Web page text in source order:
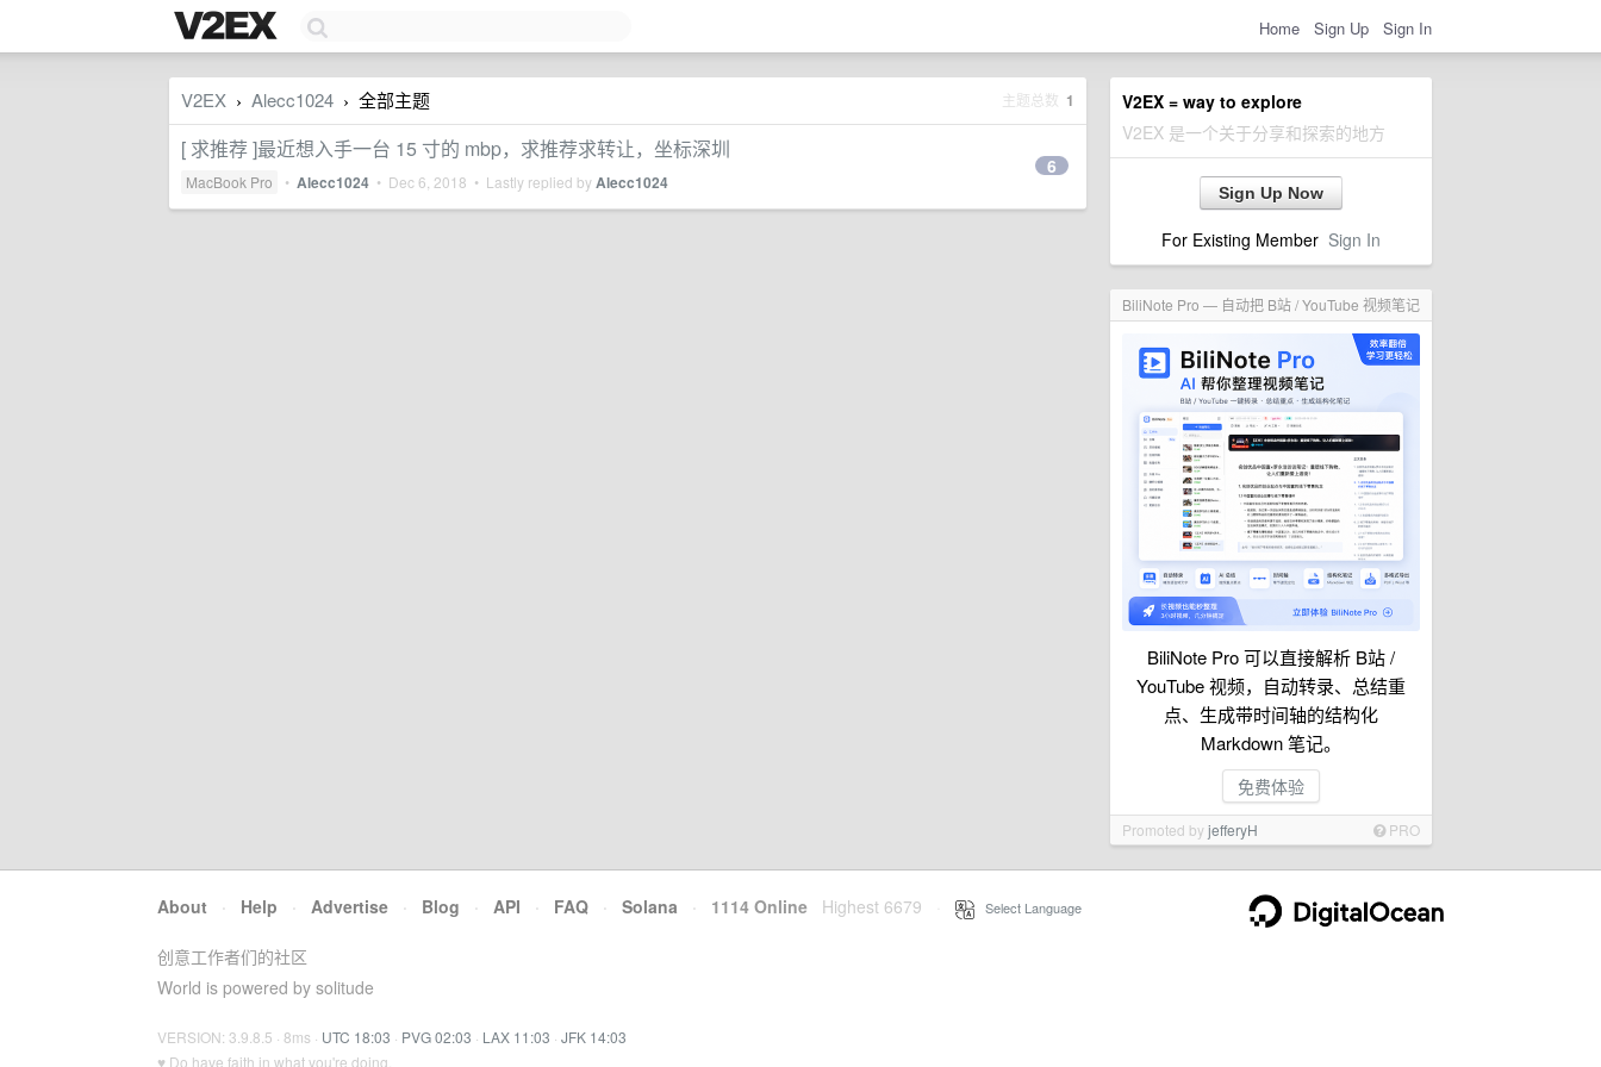
Home Sign Up Sign In
V2EX = way to explore
V2EX 是一个关于分享和探索的地方
Sign Up Now
For Existing Member Sign In
BiliNote Pro — 自动把 B站 / YouTube 视频笔记
BiliNote Pro 可以直接解析 B站 /
YouTube 视频，自动转录、总结重
点、生成带时间轴的结构化
Markdown 笔记。
免费体验
Promoted byjefferyH PRO
V2EX › Alecc1024 › 全部主题 主题总数 1
[ 求推荐 ]最近想入手一台 15 寸的 mbp，求推荐求转让，坐标深圳
MacBook Pro • Alecc1024 • Dec 6, 2018 • Lastly replied byAlecc1024
6
About · Help · Advertise · Blog · API · FAQ · Solana · 1114 Online Highest 6679 Select Language
创意工作者们的社区
World is powered by solitude
VERSION: 3.9.8.5 · 8ms · UTC 18:03 · PVG 02:03 · LAX 11:03 · JFK 14:03
♥ Do have faith in what you're doing.